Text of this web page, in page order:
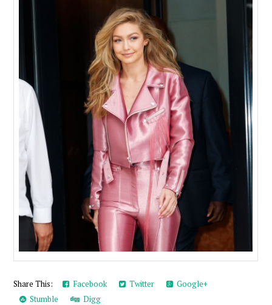
Share This: Facebook Twitter
Google+
Stumble
Digg